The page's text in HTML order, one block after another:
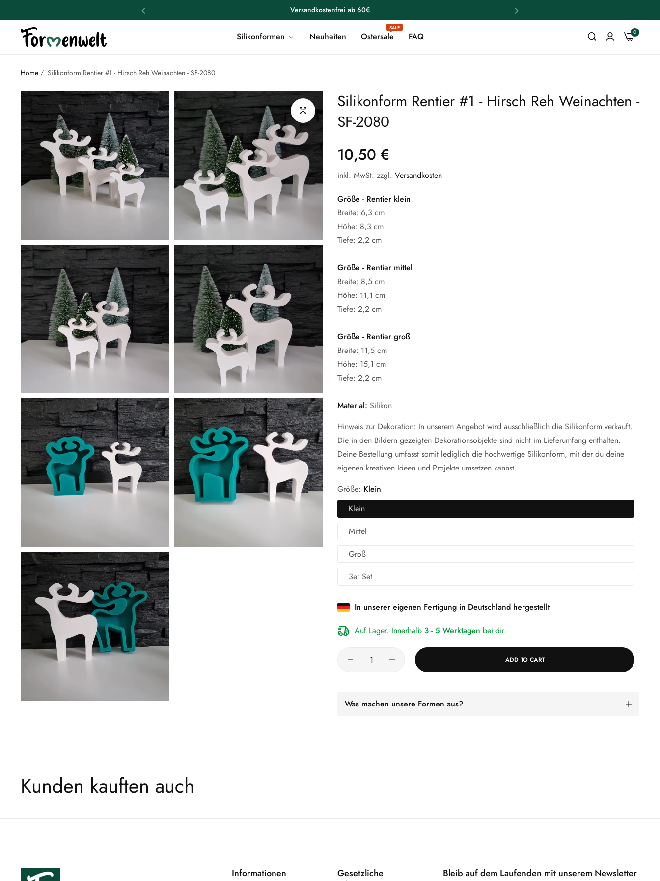
Versandkostenfrei ab 60€
Versandkostenfrei ab 60€
Willkommen in der Formenwelt
Versandkostenfrei ab 60€
Willkommen in der Formenwelt
Versandkostenfrei ab 60€
Willkommen in der Formenwelt
Willkommen in der Formenwelt
Silikonformen Neuheiten Ostersale
SALE
FAQ 0
Home / Silikonform Rentier #1 - Hirsch Reh Weinachten - SF-2080
Silikonform Rentier #1 - Hirsch Reh Weinachten -
SF-2080
Regular
price
10,50 €
inkl. MwSt. zzgl. Versandkosten
Größe - Rentier klein
Breite: 6,3 cm
Höhe: 8,3 cm
Tiefe: 2,2 cm
Größe - Rentier mittel
Breite: 8,5 cm
Höhe: 11,1 cm
Tiefe: 2,2 cm
Größe - Rentier groß
Breite: 11,5 cm
Höhe: 15,1 cm
Tiefe: 2,2 cm
Material: Silikon
Hinweis zur Dekoration: In unserem Angebot wird ausschließlich die Silikonform verkauft.
Die in den Bildern gezeigten Dekorationsobjekte sind nicht im Lieferumfang enthalten.
Deine Bestellung umfasst somit lediglich die hochwertige Silikonform, mit der du deine
eigenen kreativen Ideen und Projekte umsetzen kannst.
Größe: Klein
Klein
Mittel
Groß
3er Set
In unserer eigenen Fertigung in Deutschland hergestellt
Auf Lager. Innerhalb 3 - 5 Werktagen bei dir.
ADD TO CART
Was machen unsere Formen aus?
Kunden kauften auch
Informationen
Gesetzliche
Bleib auf dem Laufenden mit unserem Newsletter